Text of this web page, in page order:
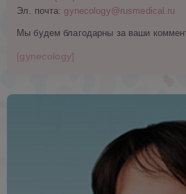
Эл. почта: gynecology@rusmedical.ru
Мы будем благодарны за ваши
[gynecology]